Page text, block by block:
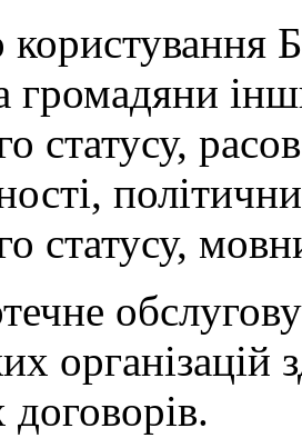
громадяни
статусу,
статусу,
організацій